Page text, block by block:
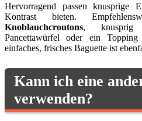
Hervorragend passen knusprige
Kontrast bieten.
Knoblauchcroutons, knusprig
Pancettawürfel oder ein
einfaches, frisches Baguette ist
Kann ich eine
verwenden?